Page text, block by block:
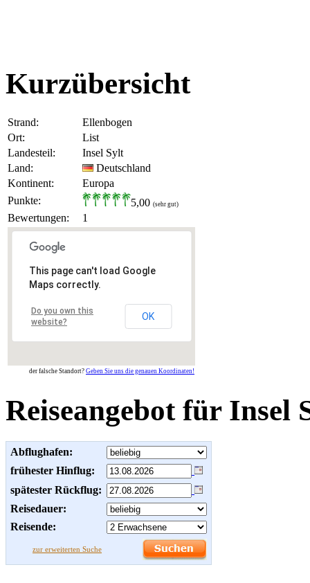
Kurzübersicht
Strand:
Ellenbogen
Ort:
List
Landesteil:
Insel Sylt
Land:
Deutschland
Kontinent:
Europa
Punkte:
5,00 (sehr gut)
Bewertungen: 1
This page can't load Google
Maps correctly.
Do you own this
website?
OK
der falsche Standort? Geben Sie uns die genauen Koordinaten!
Reiseangebot für Insel
Abflughafen:
frühester Hinflug:
spätester Rückflug:
Reisedauer:
Reisende:
zur erweiterten Suche